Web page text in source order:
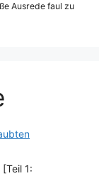
Ausrede faul zu
1: